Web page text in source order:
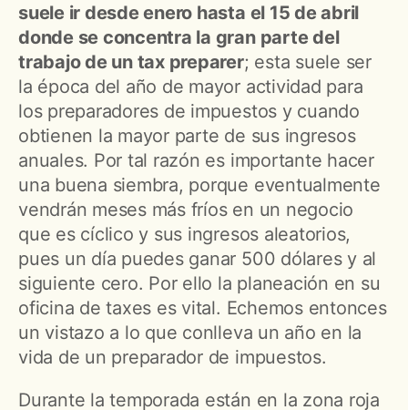
suele ir desde enero hasta el 15 de abril
donde se concentra la gran parte del
trabajo de un tax preparer; esta suele ser
la época del año de mayor actividad para
los preparadores de impuestos y cuando
obtienen la mayor parte de sus ingresos
anuales. Por tal razón es importante hacer
una buena siembra, porque eventualmente
vendrán meses más fríos en un negocio
que es cíclico y sus ingresos aleatorios,
pues un día puedes ganar 500 dólares y al
siguiente cero. Por ello la planeación en su
oficina de taxes es vital. Echemos entonces
un vistazo a lo que conlleva un año en la
vida de un preparador de impuestos.
Durante la temporada están en la zona roja